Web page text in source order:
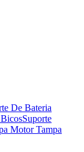
De Bateria
Suporte
MotorTampa